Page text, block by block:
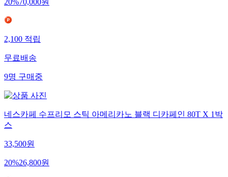
20%70,000원
2,100적립
무료배송
9명구매중
네스카페 수프리모 스틱 아메리카노 블랙 디카페인 80T X 1박
스
33,500원
20%26,800원